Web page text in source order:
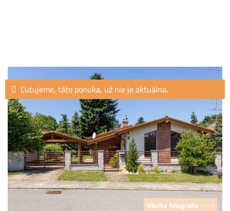
Ľutujeme, táto ponuka, už nie je aktuálna.
Všetky fotografie